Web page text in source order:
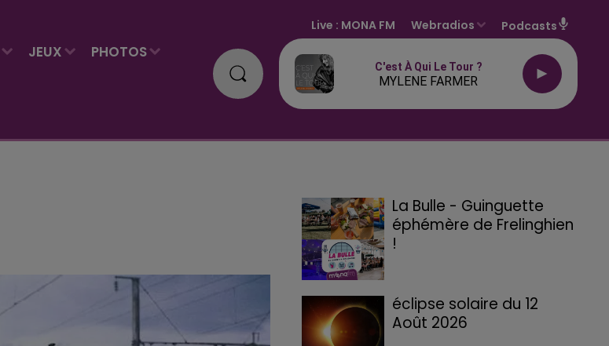
JEUX PHOTOS
Live : MONA FM Webradios Podcasts
C'est À Qui Le Tour ?
MYLENE FARMER
La Bulle - Guinguette
éphémère de Frelinghien
!
éclipse solaire du 12
Août 2026